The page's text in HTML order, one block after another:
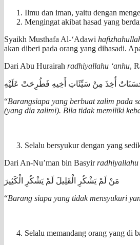
Ilmu dan iman, yaitu dengan
Mengingat akibat hasad yang
Syaikh Musthafa Al-‘Adawi
akan diberi pada orang yang dihasadi.
Dari Abu Hurairah radhiyallahu ‘anhu,
حَسَنَاتٌ أُخِذَ مِنْ سَيِّئَاتِ أَخِيهِ فَطُرِحَتْ عَلَيْهِ
“Barangsiapa yang berbuat zalim pada
(yang dia zalimi). Bila tidak memiliki
Selalu bersyukur dengan yang
Dari An-Nu’man bin Basyirradhiyallahu
مَنْ لَمْ يَشْكُرِ الْقَلِيلَ لَمْ يَشْكُرِ الْكَثِيرَ
“Barang siapa yang tidak mensyukuri
Selalu memandang orang yang di